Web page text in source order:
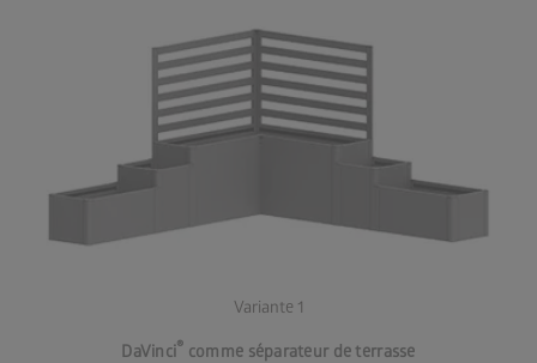
Variante 1
DaVinci® comme séparateur de terrasse